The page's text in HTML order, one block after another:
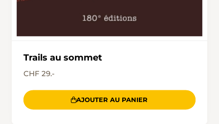
Trails au sommet
CHF 29.-
AJOUTER AU PANIER